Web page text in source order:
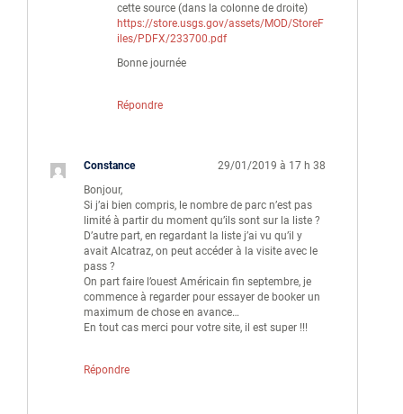
cette source (dans la colonne de droite)
https://store.usgs.gov/assets/MOD/StoreF
iles/PDFX/233700.pdf
Bonne journée
Répondre
Constance
29/01/2019 à 17 h 38
Bonjour,
Si j’ai bien compris, le nombre de parc n’est pas
limité à partir du moment qu’ils sont sur la liste ?
D’autre part, en regardant la liste j’ai vu qu’il y
avait Alcatraz, on peut accéder à la visite avec le
pass ?
On part faire l’ouest Américain fin septembre, je
commence à regarder pour essayer de booker un
maximum de chose en avance…
En tout cas merci pour votre site, il est super !!!
Répondre